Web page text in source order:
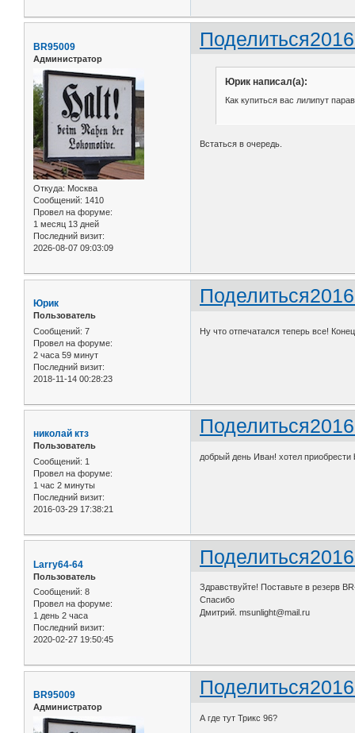
Поделиться
BR95009
Администратор
Откуда: Москва
Сообщений: 1410
Провел на форуме:
1 месяц 13 дней
Последний визит:
2026-08-07 09:03:09
Юрик написал(а):
Как купиться вас лилипут
Встаться в очередь.
Поделиться
Юрик
Пользователь
Сообщений: 7
Провел на форуме:
2 часа 59 минут
Последний визит:
2018-11-14 00:28:23
Ну что отпечатался теперь все!
Поделиться
николай ктз
Пользователь
Сообщений: 1
Провел на форуме:
1 час 2 минуты
Последний визит:
2016-03-29 17:38:21
добрый день Иван! хотел
Поделиться
Larry64-64
Пользователь
Сообщений: 8
Провел на форуме:
1 день 2 часа
Последний визит:
2020-02-27 19:50:45
Здравствуйте! Поставьте в резерв
Спасибо
Дмитрий. msunlight@mail.ru
Поделиться
BR95009
Администратор
А где тут Трикс 96?